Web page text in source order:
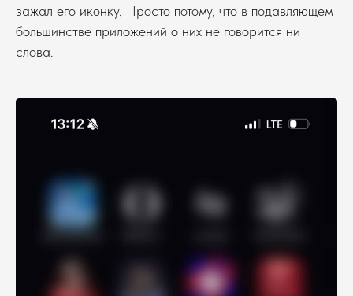
зажал его иконку. Просто потому, что в подавляющем
большинстве приложений о них не говорится ни
слова.